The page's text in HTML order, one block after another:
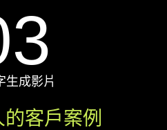
生成影片
客戶案例